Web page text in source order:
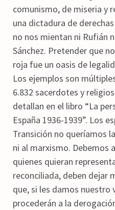
comunismo, de miseria y
una dictadura de
no nos mientan ni Rufián
Sánchez. Pretender que
roja fue un oasis de
Los ejemplos son
6.832 sacerdotes y
detallan en el libro “La
España 1936-1939”. Los
Transición no queríamos
ni al marxismo. Debemos
quienes quieran
reconciliada, deben dejar
que, si les damos nuestro
procederán a la